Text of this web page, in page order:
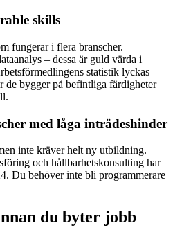
skills
fungerar i flera branscher.
– dessa är guld värda i
statistik lyckas
de bygger på befintliga färdigheter
med låga inträdeshinder
inte kräver helt ny utbildning.
och hållbarhetskonsulting har
Du behöver inte bli programmerare
du byter jobb